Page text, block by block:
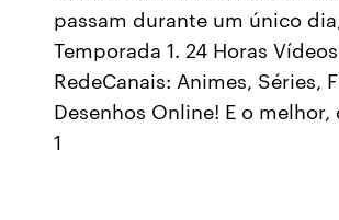
passam durante um único
Temporada 1. 24 Horas
RedeCanais: Animes, Séries,
Desenhos Online! E o melhor,
1